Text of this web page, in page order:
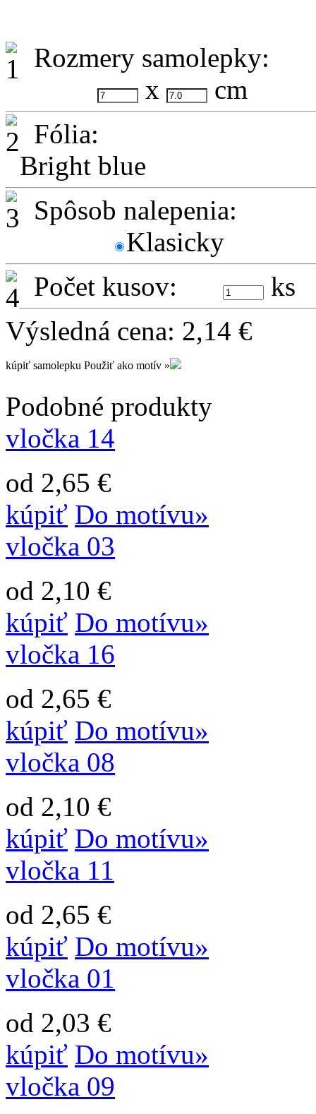
Rozmery samolepky:
x
cm
Fólia:
Bright blue
Spôsob nalepenia:
Klasicky
Počet kusov:
ks
Výsledná cena: 2,14 €
kúpiť samolepku Použiť ako motív »
Podobné produkty
vločka 14
od 2,65 €
kúpiť Do motívu»
vločka 03
od 2,10 €
kúpiť Do motívu»
vločka 16
od 2,65 €
kúpiť Do motívu»
vločka 08
od 2,10 €
kúpiť Do motívu»
vločka 11
od 2,65 €
kúpiť Do motívu»
vločka 01
od 2,03 €
kúpiť Do motívu»
vločka 09